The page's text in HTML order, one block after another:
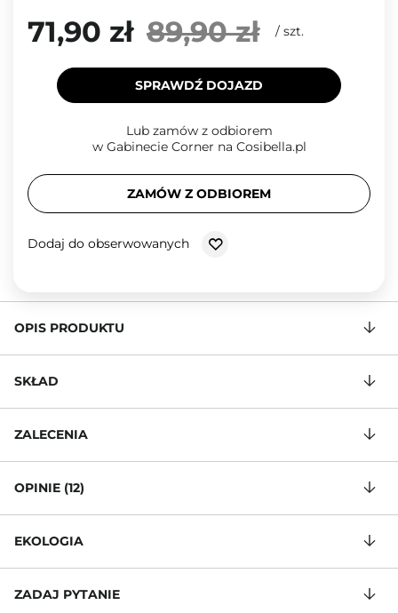
71,90 zł 89,90 zł / szt.
SPRAWDŹ DOJAZD
Lub zamów z odbiorem
w Gabinecie Corner na Cosibella.pl
ZAMÓW Z ODBIOREM
Dodaj do obserwowanych
OPIS PRODUKTU
SKŁAD
ZALECENIA
OPINIE (12)
EKOLOGIA
ZADAJ PYTANIE